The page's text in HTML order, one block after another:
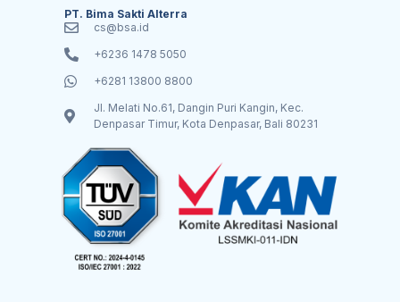
PT. Bima Sakti Alterra
cs@bsa.id
+6236 1478 5050
+6281 13800 8800
Jl. Melati No.61, Dangin Puri Kangin, Kec.
Denpasar Timur, Kota Denpasar, Bali 80231